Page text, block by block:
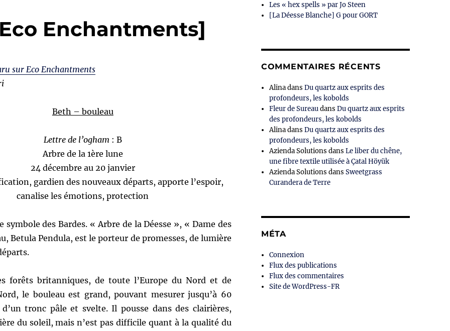
Enchantments]
sur Eco Enchantments
Beth – bouleau
Lettre de l’ogham : B
Arbre de la 1ère lune
24 décembre au 20 janvier
gardien des nouveaux départs, apporte l’espoir,
canalise les émotions, protection
symbole des Bardes. « Arbre de la Déesse », « Dame des
Betula Pendula, est le porteur de promesses, de lumière
forêts britanniques, de toute l’Europe du Nord et de
le bouleau est grand, pouvant mesurer jusqu’à 60
tronc pâle et svelte. Il pousse dans des clairières,
du soleil, mais n’est pas difficile quant à la qualité du
Les « hex spells » par Jo Steen
[La Déesse Blanche] G pour GORT
COMMENTAIRES RÉCENTS
AlinadansDu quartz aux esprits des
profondeurs, les kobolds
Fleur de SureaudansDu quartz aux esprits
des profondeurs, les kobolds
AlinadansDu quartz aux esprits des
profondeurs, les kobolds
Azienda Solutions dansLe liber du chêne,
une fibre textile utilisée à Çatal Höyük
Azienda Solutions dansSweetgrass
Curandera de Terre
MÉTA
Connexion
Flux des publications
Flux des commentaires
Site de WordPress-FR